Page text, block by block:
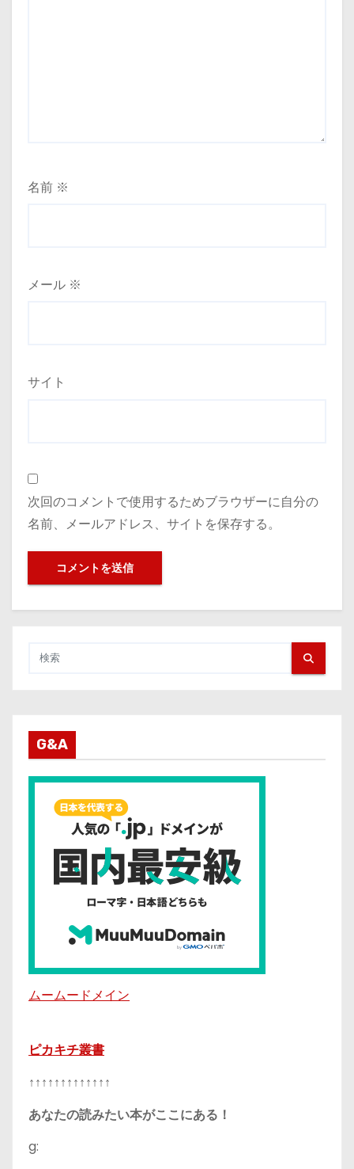
名前 ※
メール ※
サイト
次回のコメントで使用するためブラウザーに自分の
名前、メールアドレス、サイトを保存する。
G&A
ムームードメイン
ピカキチ叢書
↑↑↑↑↑↑↑↑↑↑↑↑↑
あなたの読みたい本がここにある！
g: